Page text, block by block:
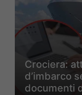
Crociera:
d’imbarco
documenti